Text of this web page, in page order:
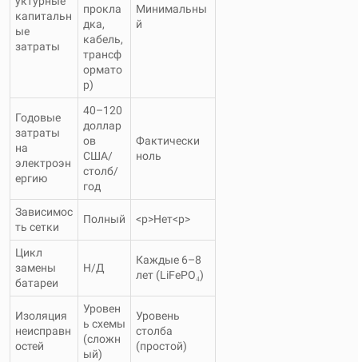
капитальн
ые
затраты
прокла
дка,
кабель,
трансф
ормато
р)
Минимальны
й
Годовые
затраты
на
электроэн
ергию
40–120
доллар
ов
США/
столб/
год
Фактически
ноль
Зависимос
ть сетки
Полный <р>Нет<р>
Цикл
замены
батареи
Н/Д
Каждые 6–8
лет (LiFePO₄)
Изоляция
неисправн
остей
Уровен
ь схемы
(сложн
ый)
Уровень
столба
(простой)